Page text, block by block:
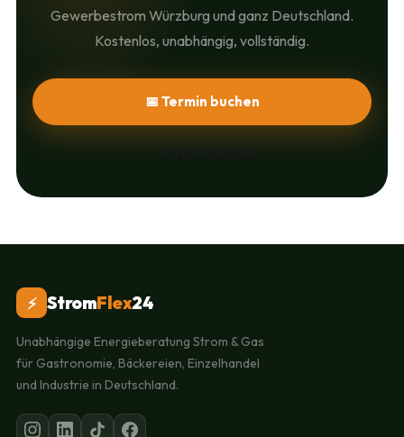
Gewerbestrom Würzburg und ganz Deutschland.
Kostenlos, unabhängig, vollständig.
📅 Termin buchen
⚡ StromFlex24
Unabhängige Energieberatung Strom & Gas
für Gastronomie, Bäckereien, Einzelhandel
und Industrie in Deutschland.